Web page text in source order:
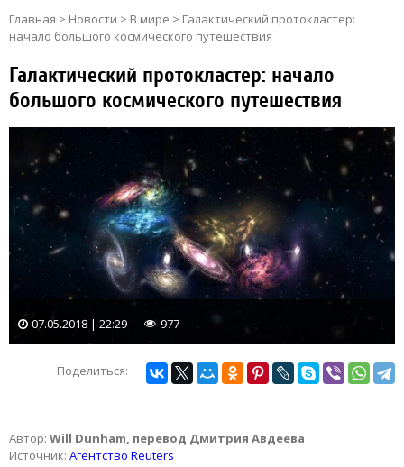
Главная > Новости > В мире > Галактический протокластер:
начало большого космического путешествия
Галактический протокластер: начало
большого космического путешествия
07.05.2018 | 22:29 977
Поделиться:
Автор: Will Dunham, перевод Дмитрия Авдеева
Источник: Агентство Reuters